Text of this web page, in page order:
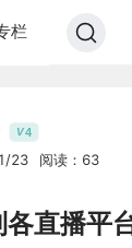
栏
V4
23 阅读：63
直播平